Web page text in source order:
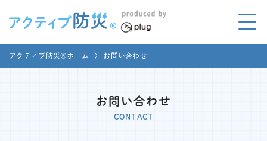
アクティブ防災とは?
アクティブ防災®ホーム 〉 お問い合わせ
お問い合わせ
CONTACT